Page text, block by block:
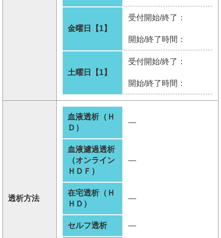
金曜日【1】
受付開始/終了：
開始/終了時間：
土曜日【1】
受付開始/終了：
開始/終了時間：
透析方法
血液透析（Ｈ
Ｄ）
―
血液濾過透析
（オンライン
ＨＤＦ）
―
在宅透析（Ｈ
ＨＤ）
―
セルフ透析 ―